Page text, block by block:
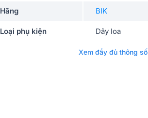
Hãng BIK
Loại phụ kiện Dây loa
Xem đầy đủ thông số